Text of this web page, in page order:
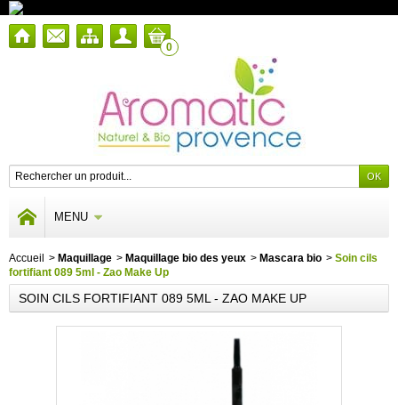
0
MENU
Accueil > Maquillage > Maquillage bio des yeux > Mascara bio > Soin cils
fortifiant 089 5ml - Zao Make Up
SOIN CILS FORTIFIANT 089 5ML - ZAO MAKE UP